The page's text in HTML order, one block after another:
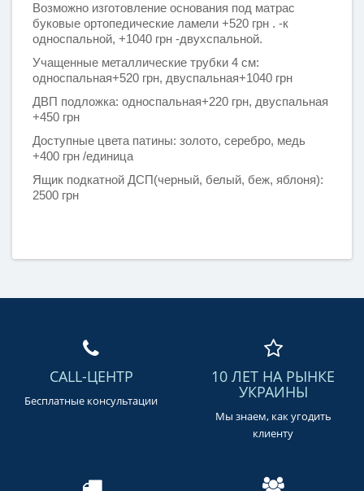
Возможно изготовление основания под матрас
буковые ортопедические ламели +520 грн . -к
односпальной, +1040 грн -двухспальной.
Учащенные металлические трубки 4 см:
односпальная+520 грн, двуспальная+1040 грн
ДВП подложка: односпальная+220 грн, двуспальная
+450 грн
Доступные цвета патины: золото, серебро, медь
+400 грн /единица
Ящик подкатной ДСП(черный, белый, беж, яблоня):
2500 грн
CALL-ЦЕНТР
Бесплатные консультации
10 ЛЕТ НА РЫНКЕ
УКРАИНЫ
Мы знаем, как угодить
клиенту